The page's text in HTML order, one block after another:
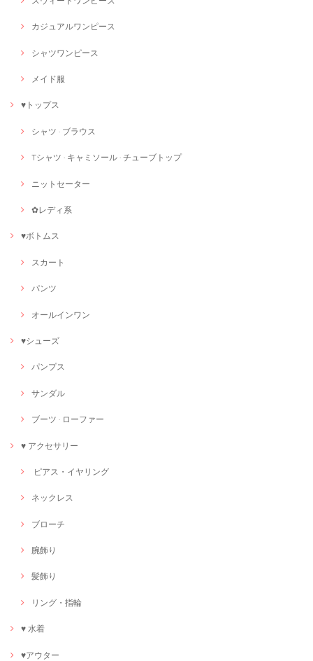
カジュアルワンピース
シャツワンピース
メイド服
♥トップス
シャツ · ブラウス
Tシャツ · キャミソール · チューブトップ
ニットセーター
✿レディ系
♥ボトムス
スカート
パンツ
オールインワン
♥シューズ
パンプス
サンダル
ブーツ · ローファー
♥ アクセサリー
ピアス・イヤリング
ネックレス
ブローチ
腕飾り
髪飾り
リング・指輪
♥ 水着
♥アウター